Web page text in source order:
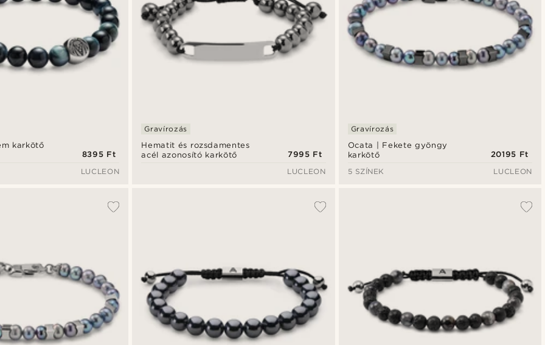
karkötő
8395 Ft
LUCLEON
Hematit és rozsdamentes
acél azonosító karkötő
Gravírozás
7995 Ft
LUCLEON
Ocata | Fekete gyöngy
karkötő
Gravírozás
20195 Ft
5 SZÍNEK
LUCLEON